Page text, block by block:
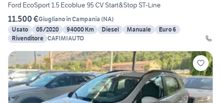
Ford EcoSport 1.5 Ecoblue 95 CV Start&Stop ST-Line
11.500 €Giugliano in Campania (NA)
Usato
05/2020 94000 Km Diesel Manuale
Euro 6
Rivenditore CAFIMIAUTO